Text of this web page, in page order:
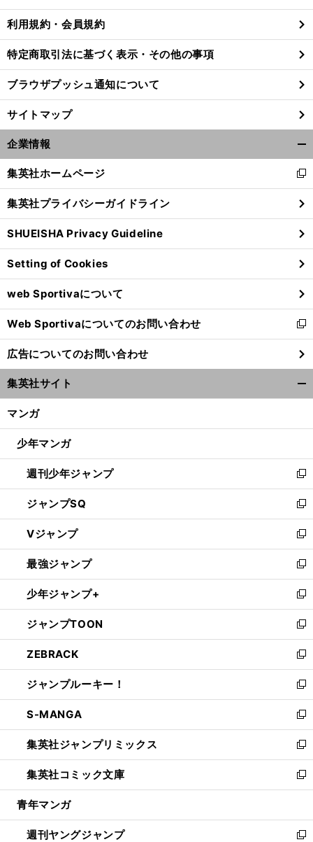
利用規約・会員規約
特定商取引法に基づく表示・その他の事項
ブラウザプッシュ通知について
サイトマップ
企業情報
閉
る
集英社ホームページ
新
し
い
ウ
ィ
ン
ド
ウ
で
開
く
集英社プライバシーガイドライン
SHUEISHA Privacy Guideline
Setting of Cookies
web Sportivaについて
Web Sportivaについてのお問い合わせ
新
し
い
ウ
ィ
ン
ウ
開
く
広告についてのお問い合わせ
集英社サイト
マンガ
少年マンガ
週刊少年ジャンプ
新
し
い
ウ
ィ
ン
ド
ウ
で
開
く
ジャンプSQ
新
し
い
ウ
ィ
ン
ド
ウ
で
開
く
Vジャンプ
新
し
い
ウ
ィ
ン
ド
ウ
で
開
く
最強ジャンプ
新
し
い
ウ
ィ
ン
ド
ウ
で
開
く
少年ジャンプ+
新
し
い
ウ
ィ
ン
ド
ウ
で
開
く
ジャンプTOON
新
し
い
ウ
ィ
ン
ド
ウ
で
開
く
ZEBRACK
新
し
い
ウ
ィ
ン
ド
ウ
で
開
ジャンプルーキー！
新
し
い
ウ
ィ
ン
ド
ウ
開
く
S-MANGA
新
し
い
ウ
ィ
ン
ウ
で
集英社ジャンプリミックス
新
し
い
ウ
ン
ド
集英社コミック文庫
新
し
ウ
ィ
青年マンガ
週刊ヤングジャンプ
新